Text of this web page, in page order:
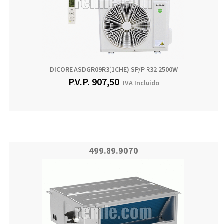
DICORE ASDGR09R3(1CHE) SP/P R32 2500W
P.V.P. 907,50 IVA Incluido
499.89.9070